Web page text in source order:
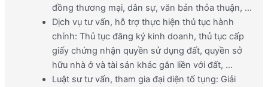
đồng thương mại, dân sự, văn bản thỏa thuận, …
Dịch vụ tư vấn, hỗ trợ thực hiện thủ tục hành
chính: Thủ tục đăng ký kinh doanh, thủ tục cấp
giấy chứng nhận quyền sử dụng đất, quyền sở
hữu nhà ở và tài sản khác gắn liền với đất, …
Luật sư tư vấn, tham gia đại diện tố tụng: Giải